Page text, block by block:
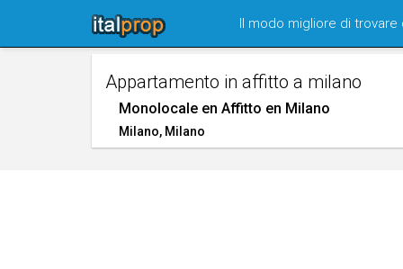
Il modo migliore di trovare
Appartamento in affitto a milano
Monolocale en Affitto en Milano
Milano, Milano